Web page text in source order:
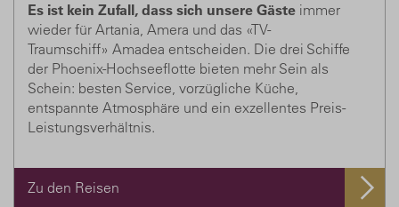
Es ist kein Zufall, dass sich unsere Gäste immer
wieder für Artania, Amera und das «TV-
Traumschiff» Amadea entscheiden. Die drei Schiffe
der Phoenix-Hochseeflotte bieten mehr Sein als
Schein: besten Service, vorzügliche Küche,
entspannte Atmosphäre und ein exzellentes Preis-
Leistungsverhältnis.
Zu den Reisen